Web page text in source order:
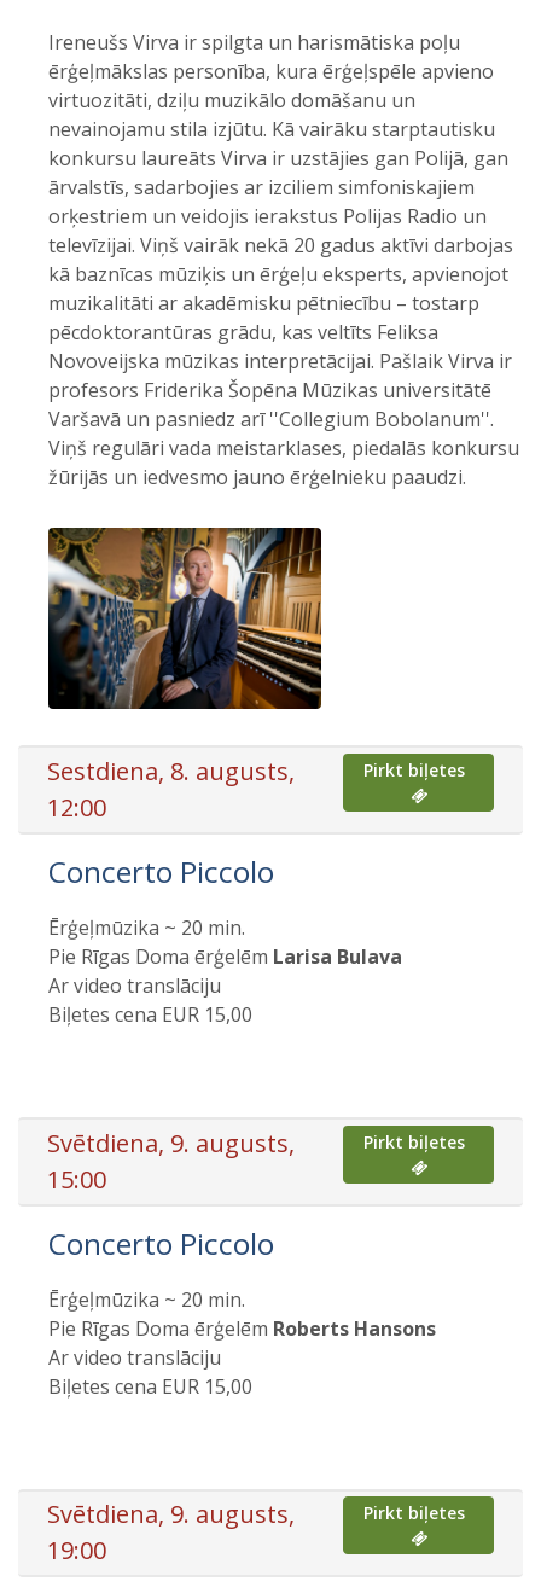
Ireneušs Virva ir spilgta un harismātiska poļu
ērģeļmākslas personība, kura ērģeļspēle apvieno
virtuozitāti, dziļu muzikālo domāšanu un
nevainojamu stila izjūtu. Kā vairāku starptautisku
konkursu laureāts Virva ir uzstājies gan Polijā, gan
ārvalstīs, sadarbojies ar izciliem simfoniskajiem
orķestriem un veidojis ierakstus Polijas Radio un
televīzijai. Viņš vairāk nekā 20 gadus aktīvi darbojas
kā baznīcas mūziķis un ērģeļu eksperts, apvienojot
muzikalitāti ar akadēmisku pētniecību – tostarp
pēcdoktorantūras grādu, kas veltīts Feliksa
Novoveijska mūzikas interpretācijai. Pašlaik Virva ir
profesors Friderika Šopēna Mūzikas universitātē
Varšavā un pasniedz arī ''Collegium Bobolanum''.
Viņš regulāri vada meistarklases, piedalās konkursu
žūrijās un iedvesmo jauno ērģelnieku paaudzi.
Sestdiena, 8. augusts,
12:00
Pirkt biļetes
Concerto Piccolo
Ērģeļmūzika ~ 20 min.
Pie Rīgas Doma ērģelēm Larisa Bulava
Ar video translāciju
Biļetes cena EUR 15,00
Svētdiena, 9. augusts,
15:00
Pirkt biļetes
Concerto Piccolo
Ērģeļmūzika ~ 20 min.
Pie Rīgas Doma ērģelēm Roberts Hansons
Ar video translāciju
Biļetes cena EUR 15,00
Svētdiena, 9. augusts,
19:00
Pirkt biļetes